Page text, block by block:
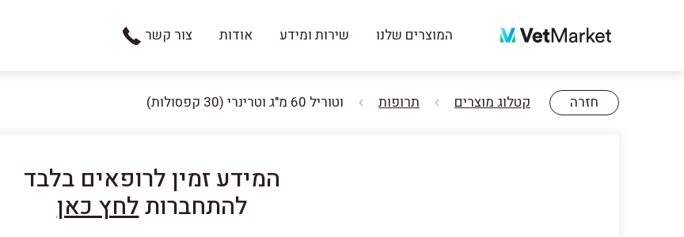
המוצרים שלנו שירות ומידע אודות צור קשר
חזרה קטלוג מוצרים תרופות וטוריל 60 מ"ג וטרינרי (30 קפסולות)
המידע זמין לרופאים בלבד
להתחברותלחץ כאן